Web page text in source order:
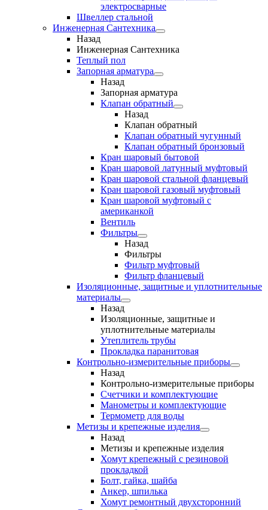
электросварные
Швеллер стальной
Инженерная Сантехника
Назад
Инженерная Сантехника
Теплый пол
Запорная арматура
Назад
Запорная арматура
Клапан обратный
Назад
Клапан обратный
Клапан обратный чугунный
Клапан обратный бронзовый
Кран шаровый бытовой
Кран шаровой латунный муфтовый
Кран шаровой стальной фланцевый
Кран шаровой газовый муфтовый
Кран шаровой муфтовый с
американкой
Вентиль
Фильтры
Назад
Фильтры
Фильтр муфтовый
Фильтр фланцевый
Изоляционные, защитные и уплотнительные
материалы
Назад
Изоляционные, защитные и
уплотнительные материалы
Утеплитель трубы
Прокладка паранитовая
Контрольно-измерительные приборы
Назад
Контрольно-измерительные приборы
Счетчики и комплектующие
Манометры и комплектующие
Термометр для воды
Метизы и крепежные изделия
Назад
Метизы и крепежные изделия
Хомут крепежный с резиновой
прокладкой
Болт, гайка, шайба
Анкер, шпилька
Хомут ремонтный двухсторонний